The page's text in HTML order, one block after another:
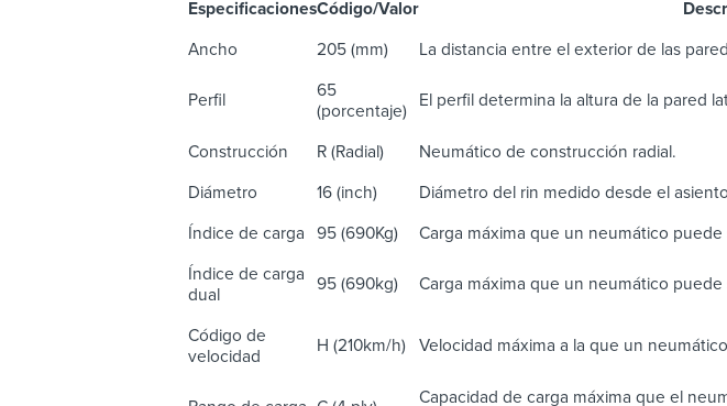
EspecificacionesCódigo/Valor
Ancho 205 (mm) La distancia entre el exterior de las
Perfil
65
(porcentaje)
El perfil determina la altura de la pared
Construcción R (Radial) Neumático de construcción radial.
Diámetro 16 (inch) Diámetro del rin medido desde el
Índice de carga 95 (690Kg) Carga máxima que un neumático
Índice de carga
dual
95 (690kg) Carga máxima que un neumático
Código de
velocidad
H (210km/h) Velocidad máxima a la que un
Capacidad de carga máxima que el